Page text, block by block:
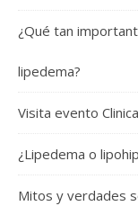
¿Qué tan
lipedema?
Visita evento
¿Lipedema o
Mitos y verdades